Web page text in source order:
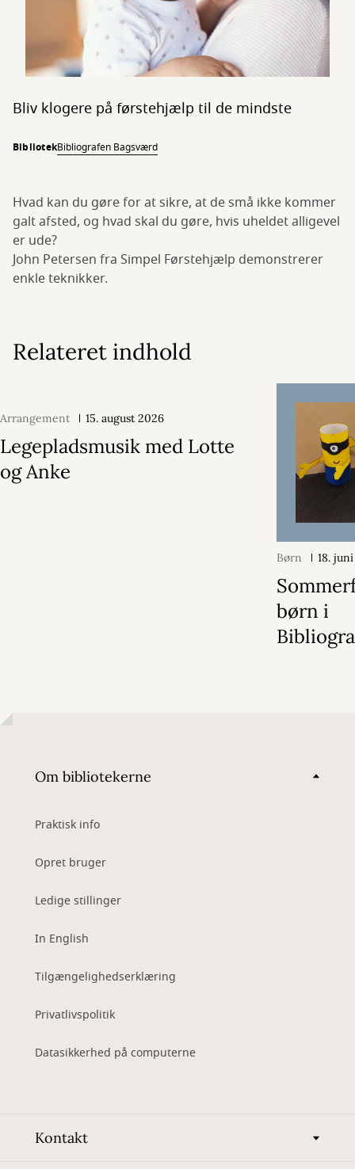
Bliv klogere på førstehjælp til de mindste
BibliotekBibliografen Bagsværd
Hvad kan du gøre for at sikre, at de små ikke kommer
galt afsted, og hvad skal du gøre, hvis uheldet alligevel
er ude?
John Petersen fra Simpel Førstehjælp demonstrerer
enkle teknikker.
Relateret indhold
Arrangement 15. august 2026
Legepladsmusik med Lotte
og Anke
Børn 18.
børn i
Om bibliotekerne
Praktisk info
Opret bruger
Ledige stillinger
In English
Tilgængelighedserklæring
Privatlivspolitik
Datasikkerhed på computerne
Kontakt